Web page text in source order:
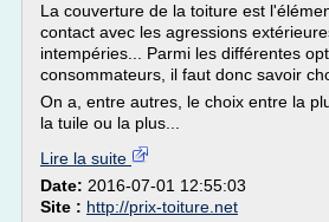
La couverture de la toiture est
contact avec les agressions
intempéries... Parmi les différentes
consommateurs, il faut donc savoir
On a, entre autres, le choix entre la
la tuile ou la plus...
Lire la suite
Date: 2016-07-01 12:55:03
Site : http://prix-toiture.net